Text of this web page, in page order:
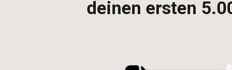
deinen ersten